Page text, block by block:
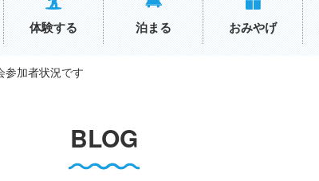
体験する 泊まる おみやげ
参加者状況です
BLOG